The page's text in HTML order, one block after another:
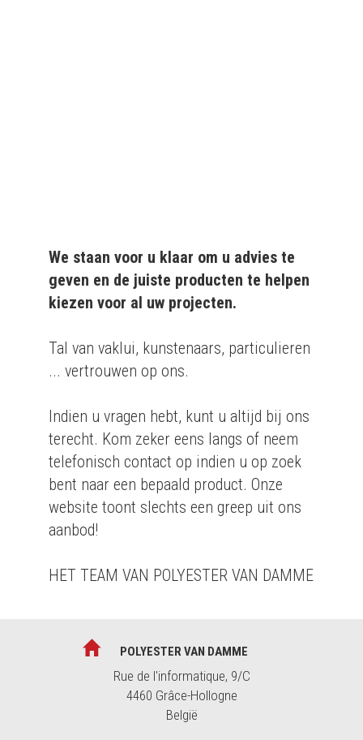
We staan voor u klaar om u advies te
geven en de juiste producten te helpen
kiezen voor al uw projecten.
Tal van vaklui, kunstenaars, particulieren
... vertrouwen op ons.
Indien u vragen hebt, kunt u altijd bij ons
terecht. Kom zeker eens langs of neem
telefonisch contact op indien u op zoek
bent naar een bepaald product. Onze
website toont slechts een greep uit ons
aanbod!
HET TEAM VAN POLYESTER VAN DAMME
POLYESTER VAN DAMME
Rue de l'informatique, 9/C
4460 Grâce-Hollogne
België